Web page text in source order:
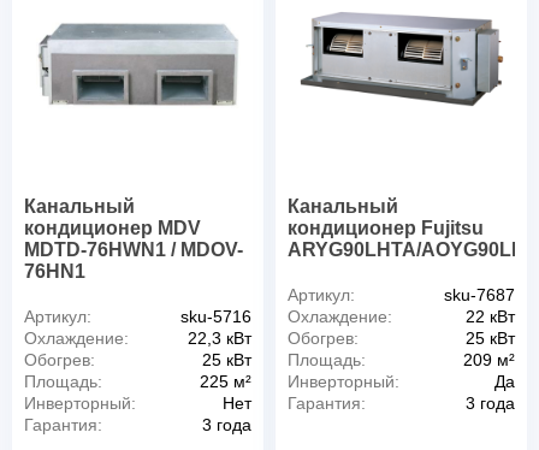
Канальный
кондиционер MDV
MDTD-76HWN1 / MDOV-
76HN1
Артикул:
sku-5716
Охлаждение:
22,3 кВт
Обогрев:
25 кВт
Площадь:
225 м²
Инверторный:
Нет
Гарантия:
3 года
Канальный
кондиционер Fujitsu
ARYG90LHTA/
Артикул:
sku-7687
Охлаждение:
22 кВт
Обогрев:
25 кВт
Площадь:
209 м²
Инверторный:
Да
Гарантия:
3 года